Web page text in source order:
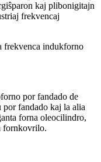
kaj plibonigitajn
frekvencaj
frekvenca indukforno
por fandado de
fandado kaj la alia
forna oleocilindro,
fornkovrilo.